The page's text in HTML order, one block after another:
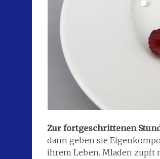
Zur fortgeschrittenen
dann geben sie
ihrem Leben. Mladen zupft